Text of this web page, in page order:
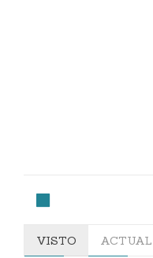
VISTO ACTUAL